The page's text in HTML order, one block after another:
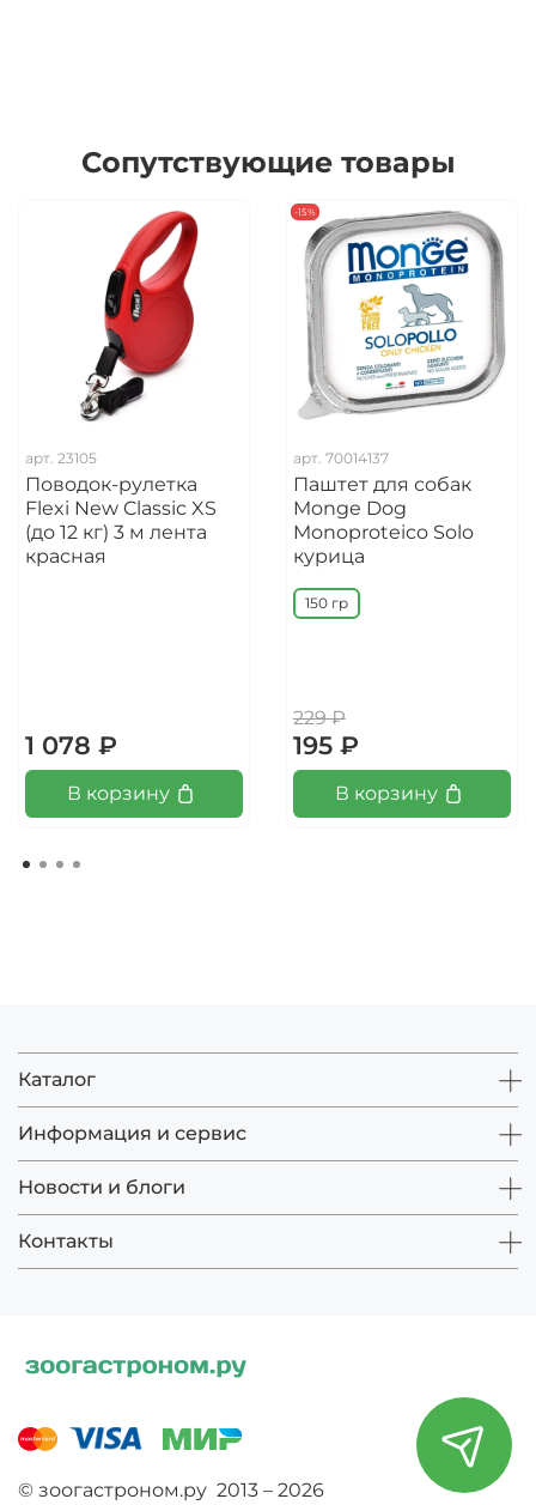
Сопутствующие товары
арт. 23105
Поводок-рулетка
Flexi New Classic XS
(до 12 кг) 3 м лента
красная
1 078 ₽
В корзину
-15%
арт. 70014137
Паштет для собак
Monge Dog
Monoproteico Solo
курица
150 гр
229 ₽
195 ₽
В корзину
Каталог
Информация и сервис
Новости и блоги
Контакты
© зоогастроном.ру 2013 – 2026